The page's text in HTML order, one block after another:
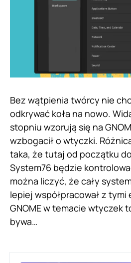
Bez wątpienia twórcy nie
odkrywać koła na nowo.
stopniu wzorują się na
wzbogacił o wtyczki.
taka, że tutaj od początku
System76 będzie
można liczyć, że cały
lepiej współpracował z tymi
GNOME w temacie wtyczek
bywa…